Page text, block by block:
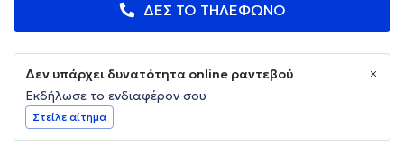
ΔΕΣ ΤΟ ΤΗΛΕΦΩΝΟ
Δεν υπάρχει δυνατότητα online ραντεβού
Εκδήλωσε το ενδιαφέρον σου
Στείλε αίτημα